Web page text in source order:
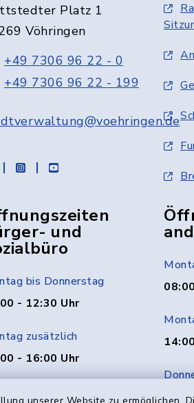
Platz 1
Vöhringen
+49 7306 96 22 - 0
+49 7306 96 22 - 199
instagramyoutube
und
bis Donnerstag
- 12:30 Uhr
zusätzlich
- 16:00 Uhr